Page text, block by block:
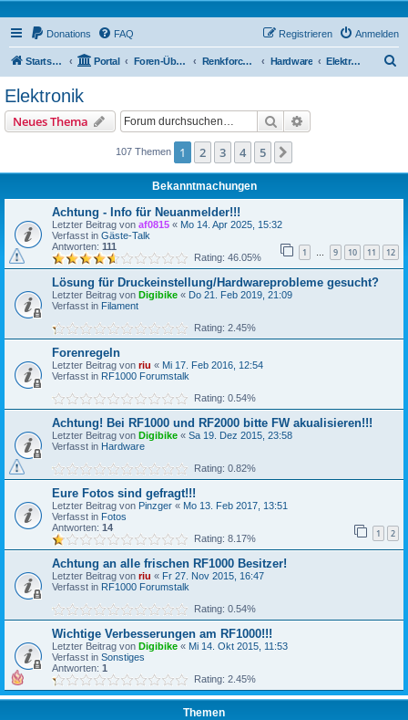
Donations FAQ Anmelden
Registrieren
Startseite Portal Foren-Übersicht Renkforce RF1000 Forum Hardware Elektronik
Elektronik
Neues Thema Suche
107 Themen 1 2 3 4 5
Bekanntmachungen
Achtung - Info für Neuanmelder!!!
Letzter Beitrag von af0815 « Mo 14. Apr 2025, 15:32
Verfasst in Gäste-Talk
Antworten: 111 1 … 9 10 11 12
Rating: 46.05%
Lösung für Druckeinstellung/Hardwareprobleme gesucht?
Letzter Beitrag von Digibike « Do 21. Feb 2019, 21:09
Verfasst in Filament
Rating: 2.45%
Forenregeln
Letzter Beitrag von riu « Mi 17. Feb 2016, 12:54
Verfasst in RF1000 Forumstalk
Rating: 0.54%
Achtung! Bei RF1000 und RF2000 bitte FW akualisieren!!!
Letzter Beitrag von Digibike « Sa 19. Dez 2015, 23:58
Verfasst in Hardware
Rating: 0.82%
Eure Fotos sind gefragt!!!
Letzter Beitrag von Pinzger « Mo 13. Feb 2017, 13:51
Verfasst in Fotos
Antworten: 14 1 2
Rating: 8.17%
Achtung an alle frischen RF1000 Besitzer!
Letzter Beitrag von riu « Fr 27. Nov 2015, 16:47
Verfasst in RF1000 Forumstalk
Rating: 0.54%
Wichtige Verbesserungen am RF1000!!!
Letzter Beitrag von Digibike « Mi 14. Okt 2015, 11:53
Verfasst in Sonstiges
Antworten: 1
Rating: 2.45%
Themen